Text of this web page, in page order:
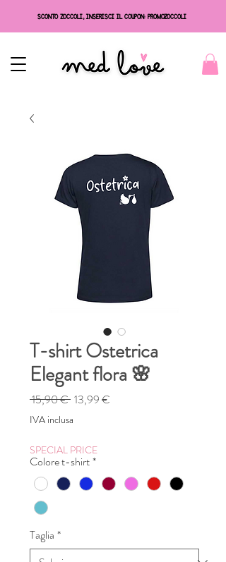
SCONTO ZOCCOLI, INSERISCI IL COUPON: PROMOZOCCOLI
T-shirt Ostetrica
Elegant flora 🌸
15,90 € Prezzo
13,99 €
IVA inclusa
SPECIAL PRICE
Colore t-shirt*
Taglia *